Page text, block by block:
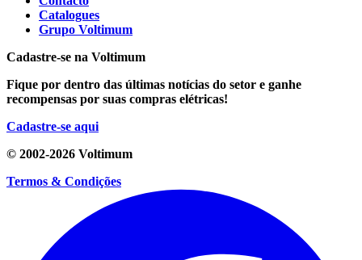
Catalogues
Grupo Voltimum
Cadastre-se na Voltimum
Fique por dentro das últimas notícias do setor e ganhe
recompensas por suas compras elétricas!
Cadastre-se aqui
© 2002-2026 Voltimum
Termos & Condições